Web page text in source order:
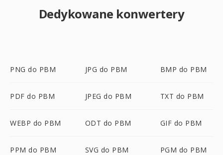
Dedykowane konwertery
PNG do PBM JPG do PBM BMP do PBM
PDF do PBM JPEG do PBM TXT do PBM
WEBP do PBM ODT do PBM GIF do PBM
PPM do PBM SVG do PBM PGM do PBM